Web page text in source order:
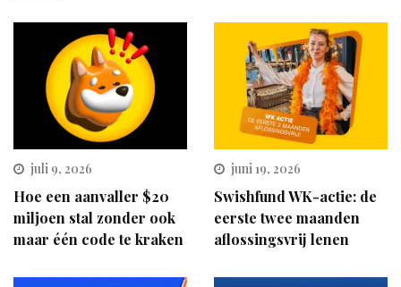
juli 9, 2026
Hoe een aanvaller $20
miljoen stal zonder ook
maar één code te kraken
juni 19, 2026
Swishfund WK-actie: de
eerste twee maanden
aflossingsvrij lenen